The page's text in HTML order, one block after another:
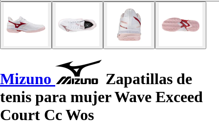
Mizuno
Zapatillas de
tenis para mujer Wave Exceed
Court Cc Wos